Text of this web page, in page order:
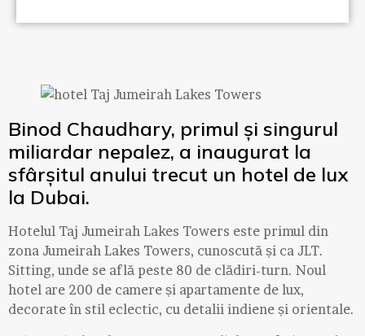
Binod Chaudhary, primul și singurul
miliardar nepalez, a inaugurat la
sfârșitul anului trecut un hotel de lux
la Dubai.
Hotelul Taj Jumeirah Lakes Towers este primul din
zona Jumeirah Lakes Towers, cunoscută și ca JLT.
Sitting, unde se află peste 80 de clădiri-turn. Noul
hotel are 200 de camere și apartamente de lux,
decorate în stil eclectic, cu detalii indiene și orientale.